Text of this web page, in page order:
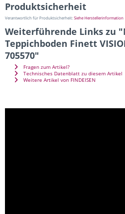
Produktsicherheit
Verantwortlich für Produktsicherheit:Siehe Herstellerinformation
Weiterführende Links zu
Teppichboden Finett
705570"
Fragen zum Artikel?
Technisches Datenblatt zu diesem Artikel
Weitere Artikel von FINDEISEN